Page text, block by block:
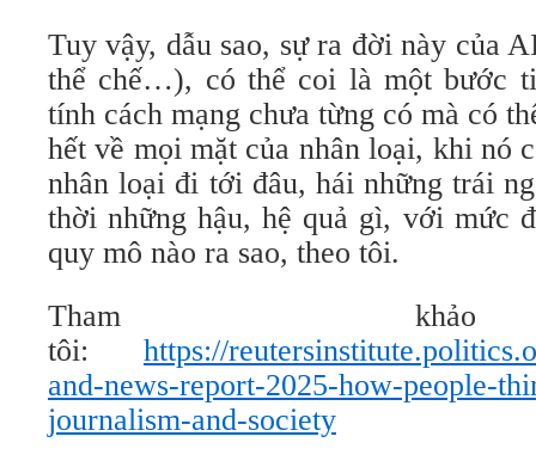
Tuy vậy, dẫu sao, sự ra đời này của
thể chế…), có thể coi là một bước
tính cách mạng chưa từng có mà có
hết về mọi mặt của nhân loại, khi nó
nhân loại đi tới đâu, hái những trái
thời những hậu, hệ quả gì, với mức
quy mô nào ra sao, theo tôi.
Tham
tôi: https://
and-news-report-2025-how-people-
journalism-and-society